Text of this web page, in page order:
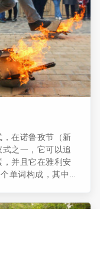
在诺鲁孜节（新
之一，它可以追
并且它在雅利安
有地区的主要和